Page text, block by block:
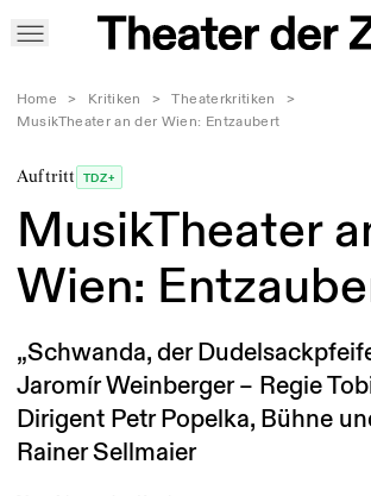
Home > Kritiken > Theaterkritiken
>
MusikTheater an der Wien: Entzaubert
Auftritt TDZ+
MusikTheater
Wien:
„Schwanda, der
Jaromír Weinberger – Regie
Dirigent Petr Popelka, Bühne
Rainer Sellmaier